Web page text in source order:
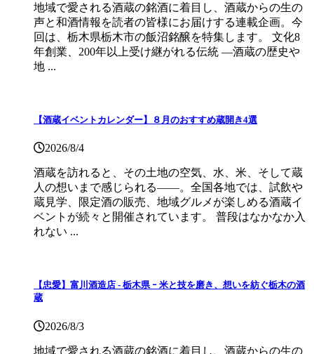
地域で愛される酒蔵の銘酒に着目し、酒蔵からの生の
声と和酒情報を読者の皆様にお届けする連載企画。今
回は、栃木県栃木市の飯沼銘醸を特集します。 文化8
年創業、200年以上受け継がれる伝統 ―酒蔵の歴史や
地 ...
【酒蔵イベントカレンダー】８月のおすすめ蔵開き4選
2026/8/4
酒蔵を訪れると、その土地の空気、水、米、そして蔵
人の想いまで感じられる——。全国各地では、試飲や
蔵見学、限定酒の販売、地域グルメが楽しめる酒蔵イ
ベントが続々と開催されています。 普段はなかなか入
れない ...
【忠愛】富川酒造店 ‐ 栃木県 ｰ 米と技を磨き、想いを紡ぐ栃木の酒
蔵
2026/8/3
地域で愛される酒蔵の銘酒に着目し、酒蔵からの生の